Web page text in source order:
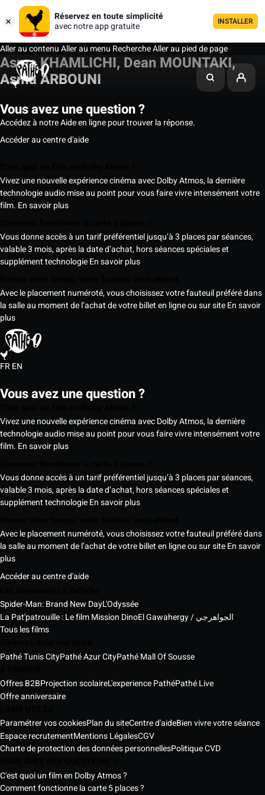
Réservez en toute simplicité
avec notre app gratuite
INSTALLER
Aller au contenuAller au menu RechercheAller au pied de page
Asma KHAMLICHI, Dean MOUNTAKI,
Asma ARBOUNI
Vous avez une question ?
Accédez à notre Aide en ligne pour trouver la réponse.
Accéder au centre d'aide
Vivez une nouvelle expérience cinéma avec Dolby Atmos, la dernière
technologie audio mise au point pour vous faire vivre intensément votre
film. En savoir plus
Vous donne accès à un tarif préférentiel jusqu’à 3 places par séances,
valable 3 mois, après la date d’achat, hors séances spéciales et
supplément technologieEn savoir plus
Avec le placement numéroté, vous choisissez votre fauteuil préféré dans
la salle au moment de l’achat de votre billet en ligne ou sur siteEn savoir
plus
FREN
Vous avez une question ?
Vivez une nouvelle expérience cinéma avec Dolby Atmos, la dernière
technologie audio mise au point pour vous faire vivre intensément votre
film. En savoir plus
Vous donne accès à un tarif préférentiel jusqu’à 3 places par séances,
valable 3 mois, après la date d’achat, hors séances spéciales et
supplément technologieEn savoir plus
Avec le placement numéroté, vous choisissez votre fauteuil préféré dans
la salle au moment de l’achat de votre billet en ligne ou sur siteEn savoir
plus
Accéder au centre d'aide
Spider-Man: Brand New DayL'Odyssée
La Pat'patrouille : Le film Mission Dino
El Gawahergy / الجواهرجي
Tous les films
Pathé Tunis CityPathé Azur CityPathé Mall Of Sousse
Offres B2BProjection scolaireL'experience PathéPathé Live
Offre anniversaire
Paramétrer vos cookiesPlan du siteCentre d'aideBien vivre votre séance
Espace recrutementMentions LégalesCGV
Charte de protection des données personnellesPolitique CVD
C'est quoi un film en Dolby Atmos ?
Comment fonctionne la carte 5 places ?